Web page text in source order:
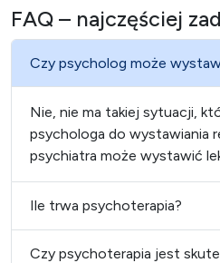
FAQ – najczęściej
Czy psycholog może
Nie, nie ma takiej sytuacji,
psychologa do wystawiania
psychiatra może wystawić
Ile trwa psychoterapia?
Czy psychoterapia jest